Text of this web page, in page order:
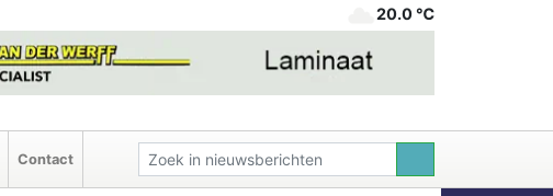
20.0 ℃
Contact